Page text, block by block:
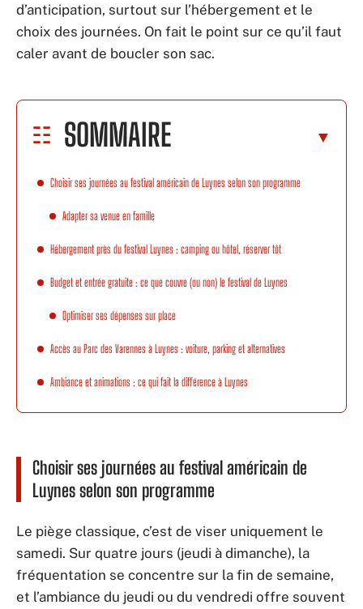
d’anticipation, surtout sur l’hébergement et le
choix des journées. On fait le point sur ce qu’il faut
caler avant de boucler son sac.
SOMMAIRE
Choisir ses journées au festival américain de Luynes selon son programme
Adapter sa venue en famille
Hébergement près du festival Luynes : camping ou hôtel, réserver tôt
Budget et entrée gratuite : ce que couvre (ou non) le festival de Luynes
Optimiser ses dépenses sur place
Accès au Parc des Varennes à Luynes : voiture, parking et alternatives
Ambiance et animations : ce qui fait la différence à Luynes
Choisir ses journées au festival américain de
Luynes selon son programme
Le piège classique, c’est de viser uniquement le
samedi. Sur quatre jours (jeudi à dimanche), la
fréquentation se concentre sur la fin de semaine,
et l’ambiance du jeudi ou du vendredi offre souvent